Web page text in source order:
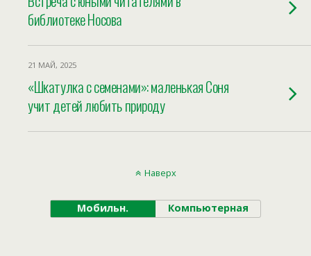
библиотеке Носова
21 МАЙ, 2025
«Шкатулка с семенами»: маленькая Соня
учит детей любить природу
Наверх
Мобильн. Компьютерная